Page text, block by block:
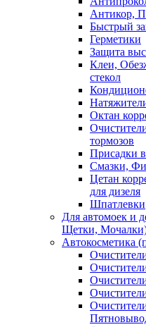
Антикор,
Быстрый
Герметики
Защита
Клеи,
стекол
Октан
тормозов
Присадки
Смазки,
Цетан
для дизеля
Шпатлевки
Для автомоек и
Щетки,
Автокосметика